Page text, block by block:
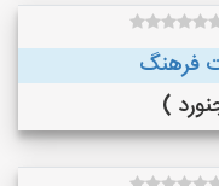
فرهنگ